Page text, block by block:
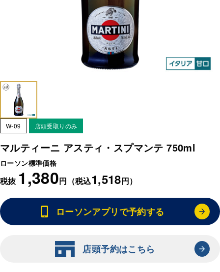
W-09 店頭受取りのみ
マルティーニ アスティ・スプマンテ 750ml
ローソン標準価格
税抜 1,380円（税込1,518円）
ローソンアプリで予約する
店頭予約はこちら